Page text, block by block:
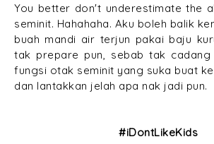
You better don't underestimate the
seminit. Hahahaha. Aku boleh balik
buah mandi air terjun pakai baju
tak prepare pun, sebab tak cadang
fungsi otak seminit yang suka buat
dan lantakkan jelah apa nak jadi pun.
#iDontLikeKids